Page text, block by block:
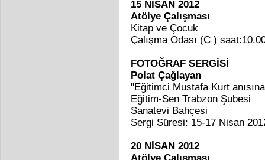
15 NİSAN 2012
Atölye Çalışması
Kitap ve Çocuk
Çalışma Odası (C )
FOTOĞRAF SERGİSİ
Polat Çağlayan
"Eğitimci Mustafa Kurt
Eğitim-Sen Trabzon Şubesi
Sanatevi Bahçesi
Sergi Süresi: 15-17 Nisan
20 NİSAN 2012